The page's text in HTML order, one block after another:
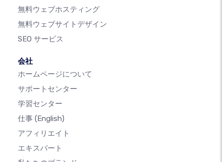
無料ウェブホスティング
無料ウェブサイトデザイン
SEO サービス
会社
ホームページについて
サポートセンター
学習センター
仕事 (English)
アフィリエイト
エキスパート